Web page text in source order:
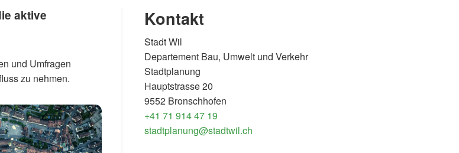
aktive
und Umfragen
zu nehmen.
Kontakt
Stadt Wil
Departement Bau, Umwelt und Verkehr
Stadtplanung
Hauptstrasse 20
9552 Bronschhofen
+41 71 914 47 19
stadtplanung@stadtwil.ch